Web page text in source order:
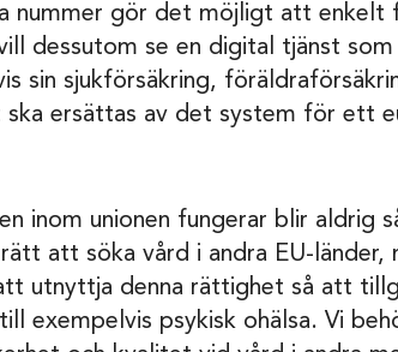
nummer gör det möjligt att enkelt
dessutom se en digital tjänst
sin sjukförsäkring,
ska ersättas av det system för ett
inom unionen fungerar blir aldrig
att söka vård i andra EU-länder,
utnyttja denna rättighet så att
exempelvis psykisk ohälsa. Vi